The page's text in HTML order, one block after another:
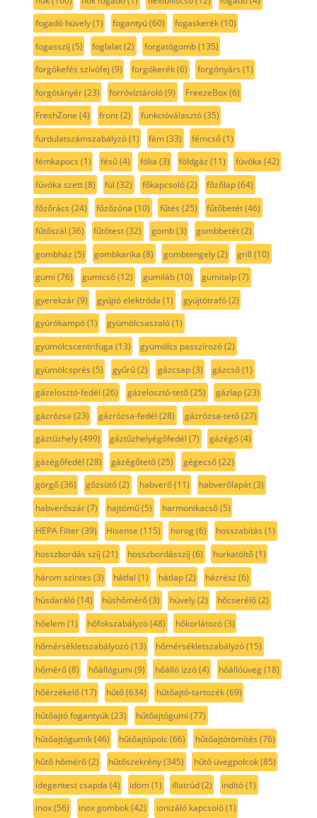
fogadó hüvely(1) fogantyú(60) fogaskerék(10)
fogasszíj (5) foglalat(2) forgatógomb(135)
forgókefés szívófej (9) forgókerék(6) forgónyárs (1)
forgótányér(23) forróvíztároló(9) FreezeBox(6)
FreshZone (4) front(2) funkcióválasztó(35)
furdulatszámszabályzó(1) fém(33) fémcső(1)
fémkapocs (1) fésű(4) fólia (3) földgáz (11) fúvóka (42)
fúvóka szett(8) fül (32) főkapcsoló(2) főzőlap(64)
főzőrács (24) főzőzóna (10) fűtés (25) fűtőbetét(46)
fűtőszál (36) fűtőtest(32) gomb(3) gombbetét(2)
gombház (5) gombkarika (8) gombtengely(2) grill (10)
gumi (76) gumicső(12) gumiláb(10) gumitalp(7)
gyerekzár(9) gyújtó elektróda (1) gyújtótrafó(2)
gyúrókampó(1) gyümölcsaszaló(1)
gyümölcscentrifuga (13) gyümölcs passzírozó(2)
gyümölcsprés (5) gyűrű(2) gázcsap(3) gázcső(1)
gázelosztó-fedél (26) gázelosztó-tető(25) gázlap(23)
gázrózsa (23) gázrózsa-fedél (28) gázrózsa-tető(27)
gáztűzhely(499) gáztűzhelyégőfedél (7) gázégő(4)
gázégőfedél (28) gázégőtető(25) gégecső(22)
görgő(36) gőzsütő(2) habverő(11) habverőlapát(3)
habverőszár(7) hajtómű(5) harmonikacső(5)
HEPA Filter(39) Hisense (115) horog(6) hosszabítás (1)
hosszbordás szíj (21) hosszbordásszíj (6) hurkatöltő(1)
három szintes (3) hátfal (1) hátlap(2) házrész (6)
húsdaráló(14) húshőmérő(3) hüvely(2) hőcserélő(2)
hőelem(1) hőfokszabályzó(48) hőkorlátozó(3)
hőmérsékletszabályozó(13) hőmérsékletszabályzó(15)
hőmérő(8) hőállógumi (9) hőálló izzó(4) hőállóüveg(18)
hőérzékelő(17) hűtő(634) hűtőajtó-tartozék(69)
hűtőajtó fogantyúk(23) hűtőajtógumi (77)
hűtőajtógumik(46) hűtőajtópolc(66) hűtőajtótömítés (76)
hűtő hőmérő(2) hűtőszekrény(345) hűtő üvegpolcok(85)
idegentest csapda (4) idom(1) illatrúd(2) indító(1)
inox(56) inox gombok(42) ionizáló kapcsoló(1)